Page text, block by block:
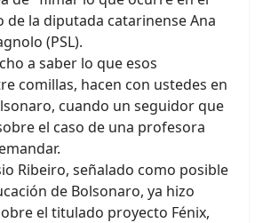
de la diputada catarinense Ana
(PSL).
a saber lo que esos
comillas, hacen con ustedes en
cuando un seguidor que
el caso de una profesora
Ribeiro, señalado como posible
de Bolsonaro, ya hizo
el titulado proyecto Fénix,